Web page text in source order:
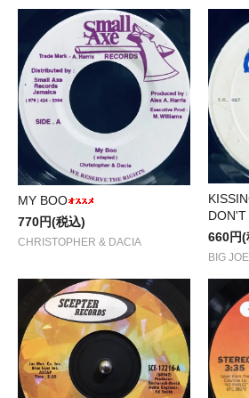
MY BOO
770円(税込)
CHRISTOPHER & DACIA
660円(
BIG